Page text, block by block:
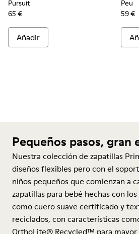
Pursuit
65 €
Añadir
Peu
59 €
Pequeños pasos, gran
Nuestra colección de zapatillas
diseños flexibles pero con el
niños pequeños que comienzan a
zapatillas para bebé hechas con
como cuero suave certificado y
reciclados, con características
OrthoLite® Recycled™ para mayor